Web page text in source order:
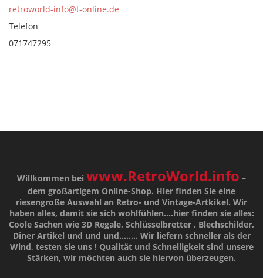
retroworld-info@t-online.de
Telefon
071747295
Willkommen bei www.RetroWorld.info –
dem großartigem Online-Shop. Hier finden Sie eine
riesengroße Auswahl an Retro- und Vintage-Artkikel. Wir
haben alles, damit sie sich wohlfühlen....hier finden sie alles:
Coole Sachen wie 3D Regale, Schlüsselbretter , Blechschilder,
Diner Artikel und und und........ Wir liefern schneller als der
Wind, testen sie uns ! Qualitätund Schnelligkeitsind unsere
Stärken, wir möchten auch sie hiervon überzeugen.